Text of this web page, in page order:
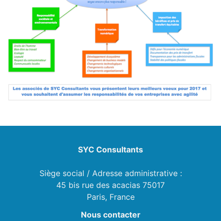
SYC Consultants
Siège social / Adresse administrative :
45 bis rue des acacias 75017
Paris, France
Nous contacter